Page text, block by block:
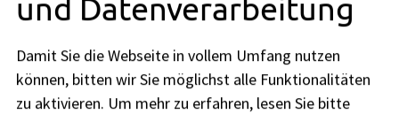
unsere Stühle
Open-Air Tanzboden auf dem Theaterhof:
Sommergefühle und Flugzeuge im Bauch
und Datenverarbeitung
Damit Sie die Webseite in vollem Umfang nutzen
können, bitten wir Sie möglichst alle Funktionalitäten
zu aktivieren. Um mehr zu erfahren, lesen Sie bitte